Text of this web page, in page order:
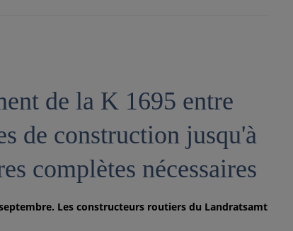
de la K 1695 entre
de construction jusqu'à
complètes nécessaires
Les constructeurs routiers du Landratsamt